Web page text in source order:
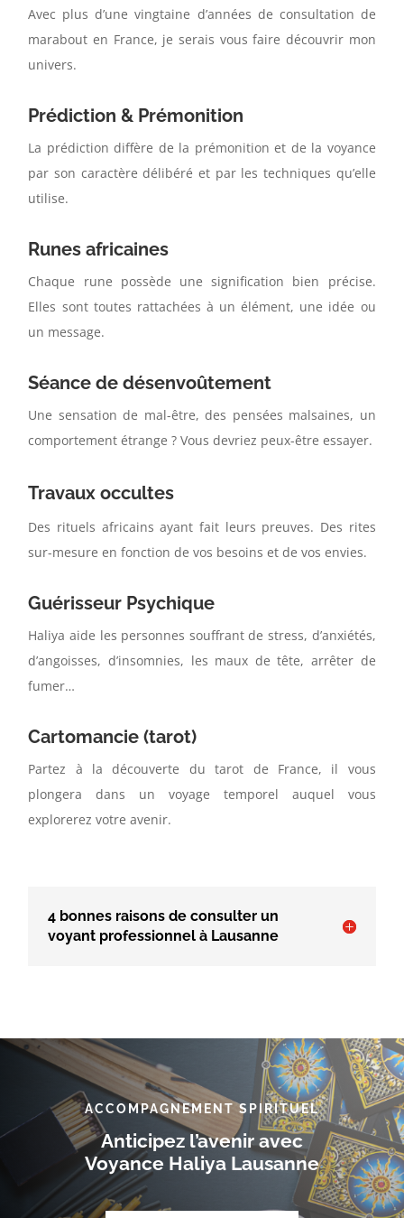
Avec plus d’une vingtaine d’années de consultation de
marabout en France, je serais vous faire découvrir mon
univers.
Prédiction & Prémonition
La prédiction diffère de la prémonition et de la voyance
par son caractère délibéré et par les techniques qu’elle
utilise.
Runes africaines
Chaque rune possède une signification bien précise.
Elles sont toutes rattachées à un élément, une idée ou
un message.
Séance de désenvoûtement
Une sensation de mal-être, des pensées malsaines, un
comportement étrange ? Vous devriez peux-être essayer.
Travaux occultes
Des rituels africains ayant fait leurs preuves. Des rites
sur-mesure en fonction de vos besoins et de vos envies.
Guérisseur Psychique
Haliya aide les personnes souffrant de stress, d’anxiétés,
d’angoisses, d’insomnies, les maux de tête, arrêter de
fumer…
Cartomancie (tarot)
Partez à la découverte du tarot de France, il vous
plongera dans un voyage temporel auquel vous
explorerez votre avenir.
4 bonnes raisons de consulter un
voyant professionnel à Lausanne
ACCOMPAGNEMENT SPIRITUEL
Anticipez l’avenir avec
Voyance Haliya Lausanne